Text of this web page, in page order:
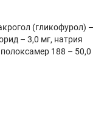
(гликофурол) –
– 3,0 мг, натрия
188 – 50,0